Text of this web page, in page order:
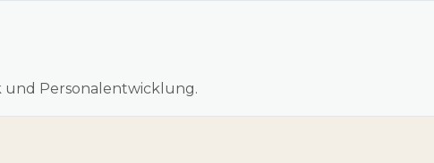
und Personalentwicklung.